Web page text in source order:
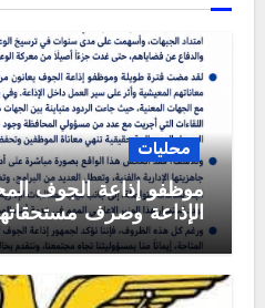
محليات
موظفو إذاعة الجوف
الإذاعة وصرف